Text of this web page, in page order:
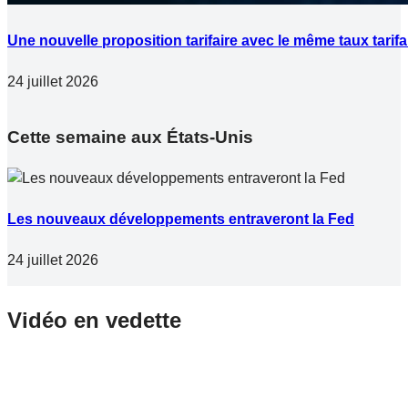
Une nouvelle proposition tarifaire avec le même taux
24 juillet 2026
Cette semaine aux États-Unis
Les nouveaux développements entraveront la Fed
24 juillet 2026
Vidéo en vedette